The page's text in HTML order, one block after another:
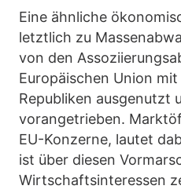
Eine ähnliche
letztlich zu
von den
Europäischen Union
Republiken ausgenutzt
vorangetrieben.
EU-Konzerne, lautet
ist über diesen
Wirtschaftsinteressen